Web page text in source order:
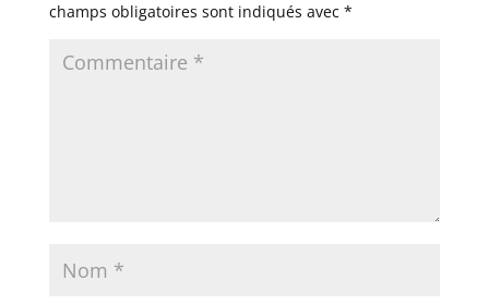
champs obligatoires sont indiqués avec *